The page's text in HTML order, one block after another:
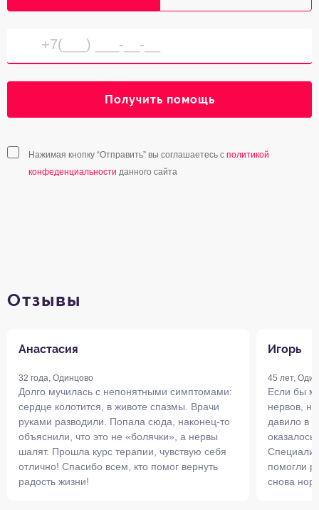
Получить помощь
Нажимая кнопку “Отправить” вы соглашаетесь с политикой
конфеденциальности данного сайта
Отзывы
Анастасия
32 года, Одинцово
Долго мучилась с непонятными симптомами:
сердце колотится, в животе спазмы. Врачи
руками разводили. Попала сюда, наконец-то
объяснили, что это не «болячки», а нервы
шалят. Прошла курс терапии, чувствую себя
отлично! Спасибо всем, кто помог вернуть
радость жизни!
Игорь
45 лет,
Если бы
нервов,
давило в
помогли
снова